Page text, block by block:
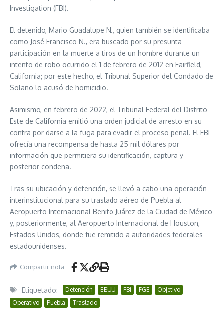
Investigation (FBI).
El detenido, Mario Guadalupe N., quien también se identificaba
como José Francisco N., era buscado por su presunta
participación en la muerte a tiros de un hombre durante un
intento de robo ocurrido el 1 de febrero de 2012 en Fairfield,
California; por este hecho, el Tribunal Superior del Condado de
Solano lo acusó de homicidio.
Asimismo, en febrero de 2022, el Tribunal Federal del Distrito
Este de California emitió una orden judicial de arresto en su
contra por darse a la fuga para evadir el proceso penal. El FBI
ofrecía una recompensa de hasta 25 mil dólares por
información que permitiera su identificación, captura y
posterior condena.
Tras su ubicación y detención, se llevó a cabo una operación
interinstitucional para su traslado aéreo de Puebla al
Aeropuerto Internacional Benito Juárez de la Ciudad de México
y, posteriormente, al Aeropuerto Internacional de Houston,
Estados Unidos, donde fue remitido a autoridades federales
estadounidenses.
Compartir nota
Etiquetado: Detención EEUU FBi FGE
Objetivo
Operativo
Puebla Traslado